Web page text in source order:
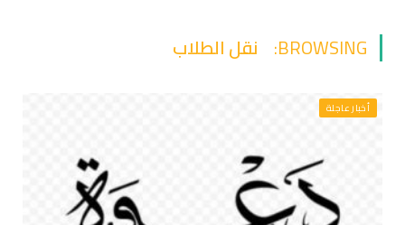
BROWSING: نقل الطلاب
أخبار عاجلة